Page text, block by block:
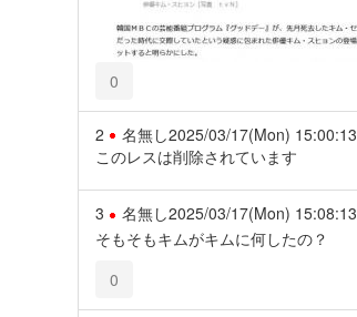
0
2 名無し2025/03/17(Mon) 15:00:13
このレスは削除されています
3 名無し2025/03/17(Mon) 15:08:13
そもそもキムがキムに何したの？
0